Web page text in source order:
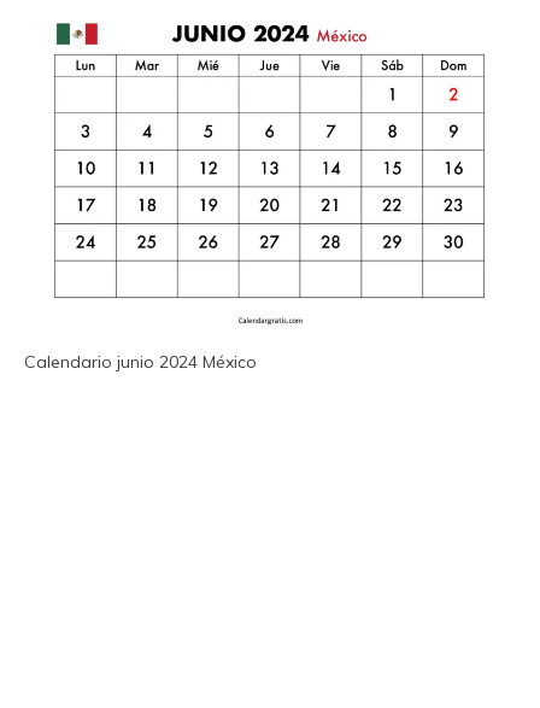
Calendario junio 2024 México